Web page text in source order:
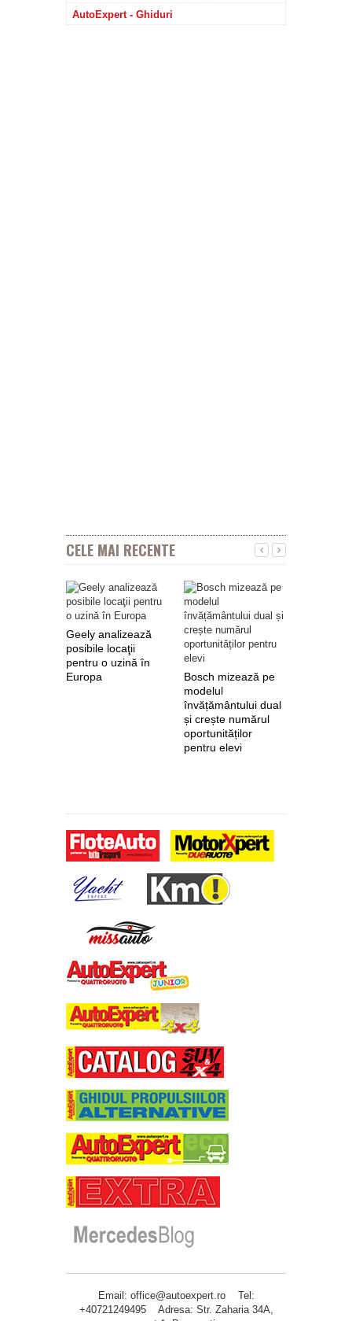
AutoExpert - Ghiduri
CELE MAI RECENTE
Geely analizează
posibile locaţii
pentru o uzină în
Europa
Bosch mizează pe
modelul
învățământului dual
și crește numărul
oportunităților
pentru elevi
Email: office@autoexpert.ro Tel:
+40721249495 Adresa: Str. Zaharia 34A,